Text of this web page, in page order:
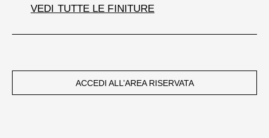
VEDI TUTTE LE FINITURE
ACCEDI ALL’AREA RISERVATA